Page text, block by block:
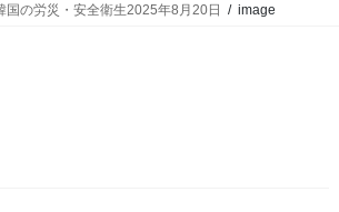
の労災・安全衛生2025年8月20日 image